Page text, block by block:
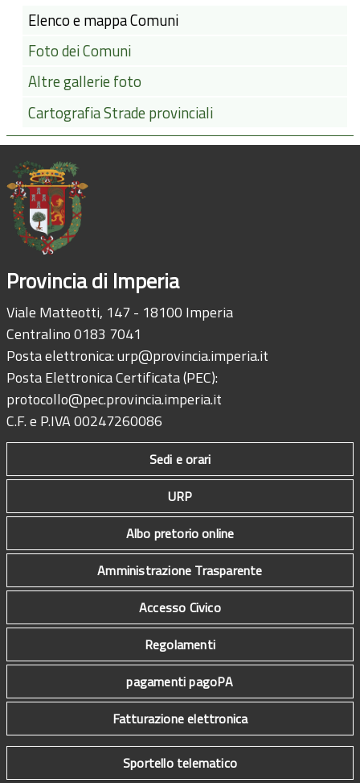
Elenco e mappa Comuni
Foto dei Comuni
Altre gallerie foto
Cartografia Strade provinciali
Provincia di Imperia
Viale Matteotti, 147 - 18100 Imperia
Centralino 0183 7041
Posta elettronica:urp@provincia.imperia.it
Posta Elettronica Certificata (PEC):
protocollo@pec.provincia.imperia.it
C.F. e P.IVA 00247260086
Sedi e orari
URP
Albo pretorio online
Amministrazione Trasparente
Accesso Civico
Regolamenti
pagamenti pagoPA
Fatturazione elettronica
Sportello telematico